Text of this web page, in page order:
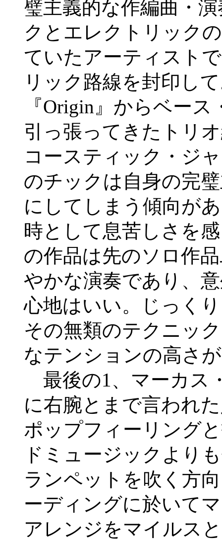
璧主義的な作編曲・
クとエレクトリック
ていたアーティスト
リック路線を封印し
『Origin』からベー
引っ張ってきたトリ
コースティック・ジ
のチックは自身の完
にしてしまう傾向が
時として息苦しさを
の作品は先のソロ作
やかな演奏であり、
心地はいい。じっく
その無類のテクニッ
なテンションの高さ
最後の1、マーカス
に右腕とまで言われ
ポップフィーリング
ドミュージックより
ランペットを吹く方
ーディングに於いて
アレンジをマイルス